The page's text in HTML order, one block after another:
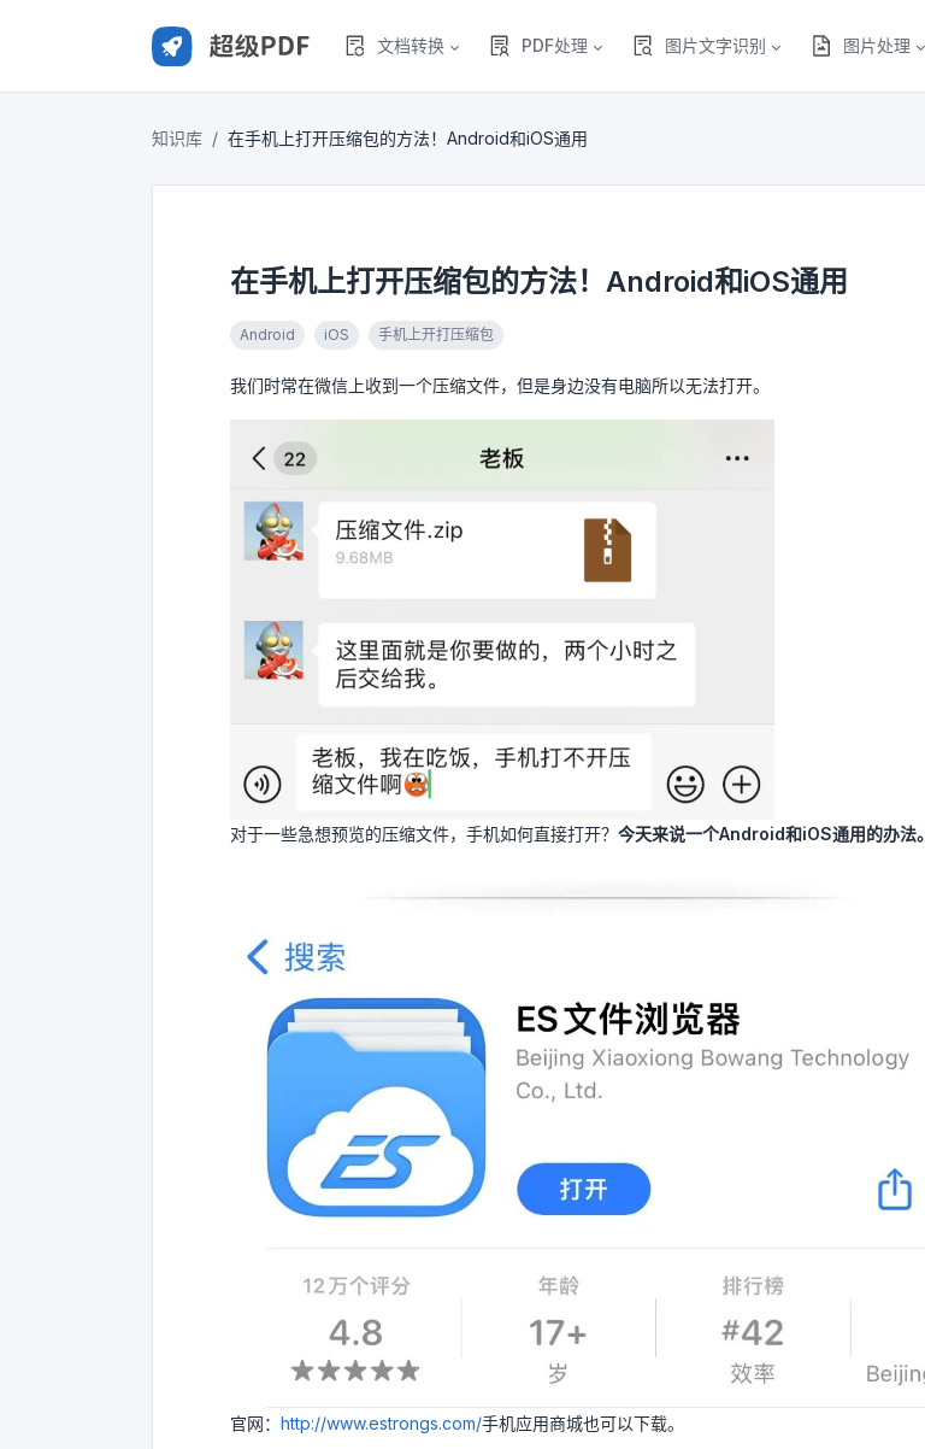
文档转换 PDF处理 图片文字识别 图片处理
知识库 在手机上打开压缩包的方法！Android和iOS通用
在手机上打开压缩包的方法！Android和iOS通用
Android iOS 手机上开打压缩包
我们时常在微信上收到一个压缩文件，但是身边没有电脑所以无法打开。
对于一些急想预览的压缩文件，手机如何直接打开？ 今天来说一个Android和iOS通用的办法。
官网： http://www.estrongs.com/手机应用商城也可以下载。